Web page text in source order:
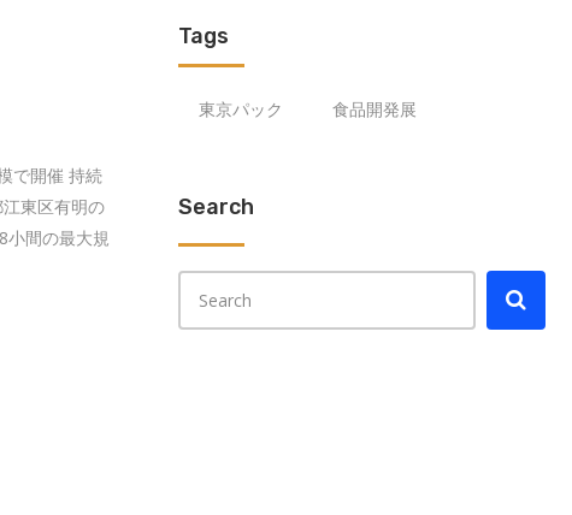
で開催 持続
東区有明の
小間の最大規
Tags
東京パック 食品開発展
Search